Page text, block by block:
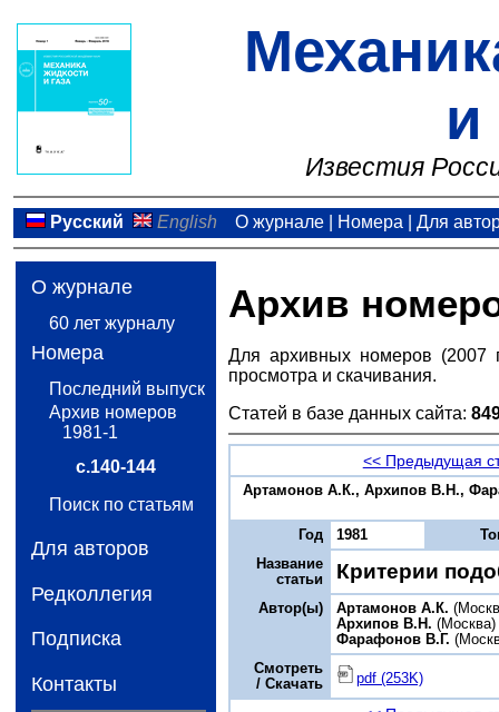
и
Известия
Русский English О журнале| Номера Для
О журнале
60 лет журналу
Номера
Последний выпуск
Архив номеров
1981-1
с.140-144
Поиск по статьям
Для авторов
Редколлегия
Подписка
Контакты
Архив
Для архивных номеров (2007
просмотра и скачивания.
Статей в базе данных сайта:
<< Предыдущая
Артамонов А.К., Архипов В.Н.,
Год 1981
Название
статьи
Критерии
Автор(ы) Артамонов А.К.
Архипов В.Н. (Москва)
Фарафонов В.Г.
Смотреть
/ Скачать
pdf (253K)